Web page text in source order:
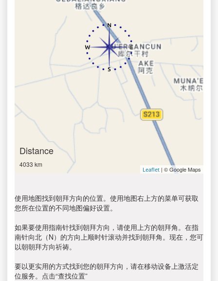
Distance
4033 km
Leaflet | © Google Maps
使用地图找到朝拜方向的位置。使用地图右上方的菜单可获取
您所在位置的不同地图偏好设置。
如果要使用指南针找到朝拜方向，请使用上方的朝拜角。在指
南针向北（N）的方向上顺时针滚动并找到朝拜角。现在，您可
以朝朝拜方向祈祷。
要以更实用的方式找到您的朝拜方向，请在移动设备上激活定
位服务。点击“查找位置”